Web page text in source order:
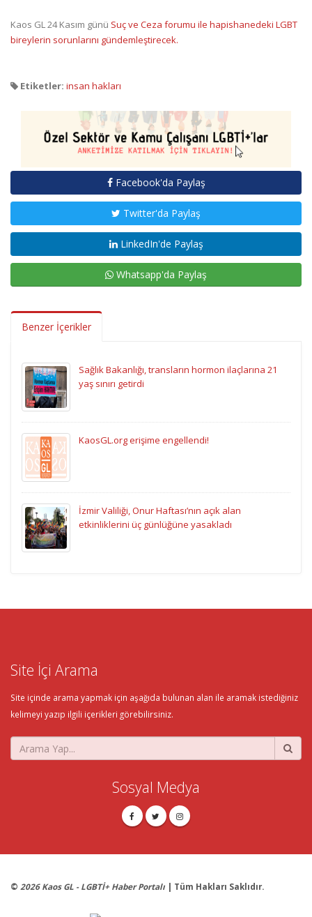
Kaos GL 24 Kasım günü Suç ve Ceza forumu ile hapishanedeki LGBT
bireylerin sorunlarını gündemleştirecek.
Etiketler: insan hakları
Facebook'da Paylaş
Twitter'da Paylaş
LinkedIn'de Paylaş
Whatsapp'da Paylaş
Benzer İçerikler
Sağlık Bakanlığı, transların hormon ilaçlarına 21
yaş sınırı getirdi
KaosGL.org erişime engellendi!
İzmir Valiliği, Onur Haftası’nın açık alan
etkinliklerini üç günlüğüne yasakladı
Site İçi Arama
Site içinde arama yapmak için aşağıda bulunan alan ile aramak istediğiniz
kelimeyi yazıp ilgili içerikleri görebilirsiniz.
Sosyal Medya
© 2026 Kaos GL - LGBTİ+ Haber Portalı | Tüm Hakları Saklıdır.